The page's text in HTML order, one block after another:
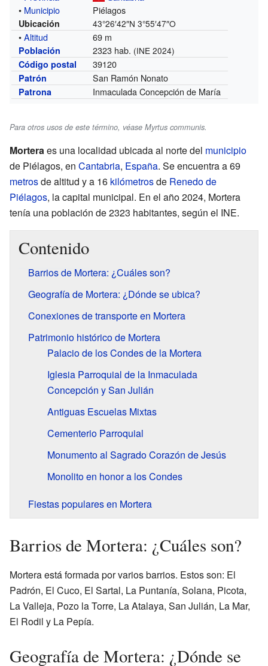
• Municipio Piélagos
Ubicación 43°26′42″N 3°55′47″O
•Altitud 69 m
Población 2323 hab. (INE 2024)
Código postal
39120
Patrón San Ramón Nonato
Patrona Inmaculada Concepción de María
Para otros usos de este término, véase Myrtus communis.
Morteraes una localidad ubicada al norte del municipio
de Piélagos, en Cantabria, España. Se encuentra a 69
metrosde altitud y a 16 kilómetrosde Renedo de
Piélagos, la capital municipal. En el año 2024, Mortera
tenía una población de 2323 habitantes, según el INE.
Contenido
Barrios de Mortera: ¿Cuáles son?
Geografía de Mortera: ¿Dónde se ubica?
Conexiones de transporte en Mortera
Patrimonio histórico de Mortera
Palacio de los Condes de la Mortera
Iglesia Parroquial de la Inmaculada
Concepción y San Julián
Antiguas Escuelas Mixtas
Cementerio Parroquial
Monumento al Sagrado Corazón de Jesús
Monolito en honor a los Condes
Fiestas populares en Mortera
Barrios de Mortera: ¿Cuáles son?
Mortera está formada por varios barrios. Estos son: El
Padrón, El Cuco, El Sartal, La Puntanía, Solana, Picota,
La Valleja, Pozo la Torre, La Atalaya, San Julián, La Mar,
El Rodil y La Pepía.
Geografía de Mortera: ¿Dónde se